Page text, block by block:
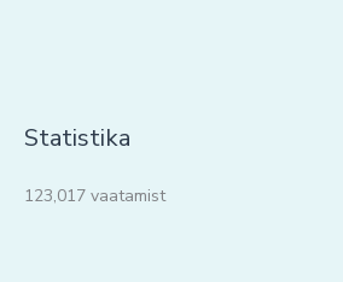
Statistika
123,017 vaatamist